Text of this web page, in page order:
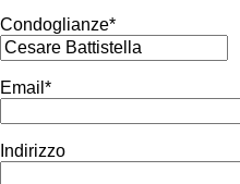
Condoglianze*
Email*
Indirizzo